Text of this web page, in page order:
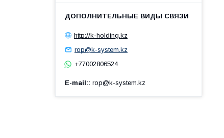
http://k-holding.kz
rop@k-system.kz
+77002806524
E-mail: rop@k-system.kz